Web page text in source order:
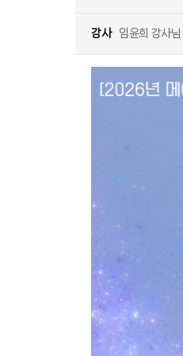
강사 임윤희 강사님